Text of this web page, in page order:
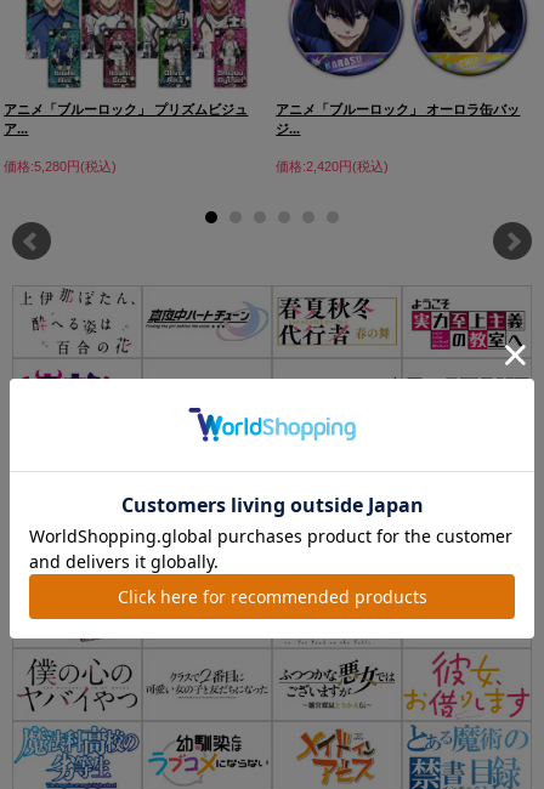
アニメ「ブルーロック」 プリズムビジュ
ア...
価格:5,280円(税込)
アニメ「ブルーロック」 オーロラ缶バッ
ジ...
価格:2,420円(税込)